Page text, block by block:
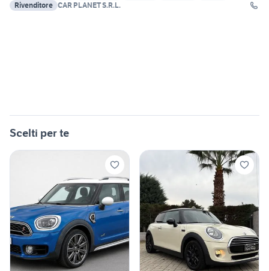
Rivenditore CAR PLANET S.R.L.
Scelti per te